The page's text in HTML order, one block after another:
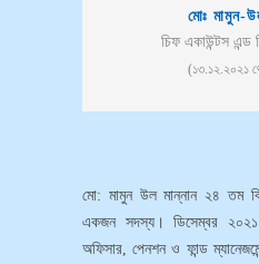
মোঃ মামুন-
চিফ একাউন্টস এন্ড
(১৩.১২.২০২১
মো: মামুন উল মান্নান ২৪ তম
একজন সদস্য। ডিসেম্বর
অফিসার, পেনশন ও ফান্ড